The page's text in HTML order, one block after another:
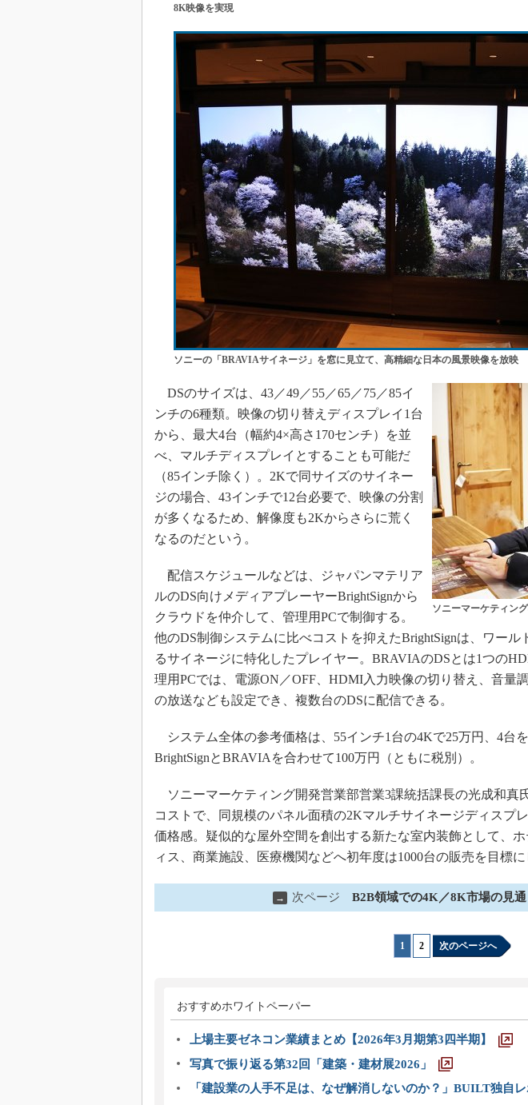
8K映像を実現
ソニーの「BRAVIAサイネージ」を窓に見立て、高精細な日本の風景映像を放映
ソニーマーケティン
DSのサイズは、43／49／55／65／75／85イ
ンチの6種類。映像の切り替えディスプレイ1台
から、最大4台（幅約4×高さ170センチ）を並
べ、マルチディスプレイとすることも可能だ
（85インチ除く）。2Kで同サイズのサイネー
ジの場合、43インチで12台必要で、映像の分割
が多くなるため、解像度も2Kからさらに荒く
なるのだという。
配信スケジュールなどは、ジャパンマテリア
ルのDS向けメディアプレーヤーBrightSignから
クラウドを仲介して、管理用PCで制御する。
他のDS制御システムに比べコストを抑えたBrightSignは、ワール
るサイネージに特化したプレイヤー。BRAVIAのDSとは1つの
理用PCでは、電源ON／OFF、HDMI入力映像の切り替え、音量
の放送なども設定でき、複数台のDSに配信できる。
システム全体の参考価格は、55インチ1台の4Kで25万円、4台
BrightSignとBRAVIAを合わせて100万円（ともに税別）。
ソニーマーケティング開発営業部営業3課統括課長の光成和真
コストで、同規模のパネル面積の2Kマルチサイネージディスプ
価格感。疑似的な屋外空間を創出する新たな室内装飾として、
ィス、商業施設、医療機関などへ初年度は1000台の販売を目標に
→ 次ページ B2B領域での4K／8K市場の見通
1 2 次のページへ
おすすめホワイトペーパー
上場主要ゼネコン業績まとめ【2026年3月期第3四半期】
写真で振り返る第32回「建築・建材展2026」
「建設業の人手不足は、なぜ解消しないのか？」BUILT独自レ